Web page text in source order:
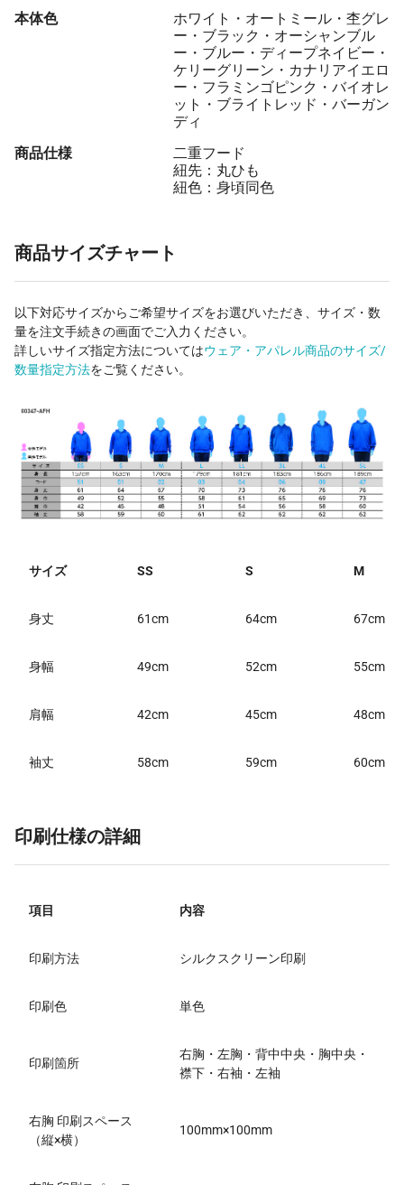
本体色
ホワイト・オートミール・杢グレ
ー・ブラック・オーシャンブル
ー・ブルー・ディープネイビー・
ケリーグリーン・カナリアイエロ
ー・フラミンゴピンク・バイオレ
ット・ブライトレッド・バーガン
ディ
商品仕様
二重フード
紐先：丸ひも
紐色：身頃同色
商品サイズチャート
以下対応サイズからご希望サイズをお選びいただき、サイズ・数
量を注文手続きの画面でご入力ください。
詳しいサイズ指定方法についてはウェア・アパレル商品のサイズ/
数量指定方法をご覧ください。
サイズ SS S M
身丈 61cm 64cm 67cm
身幅 49cm 52cm 55cm
肩幅 42cm 45cm 48cm
袖丈 58cm 59cm 60cm
印刷仕様の詳細
項目 内容
印刷方法 シルクスクリーン印刷
印刷色 単色
印刷箇所
右胸・左胸・背中中央・胸中央・
襟下・右袖・左袖
右胸 印刷スペース
（縦×横）
100mm×100mm